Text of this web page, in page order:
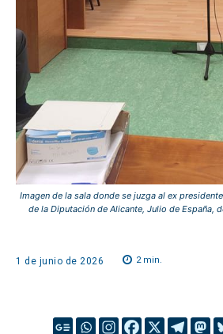
Imagen de la sala donde se juzga al ex
de la Diputación de Alicante, Julio de España,
1 de junio de 2026 2min.